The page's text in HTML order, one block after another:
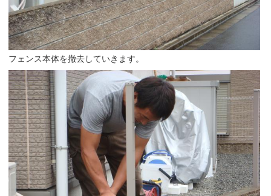
フェンス本体を撤去していきます。